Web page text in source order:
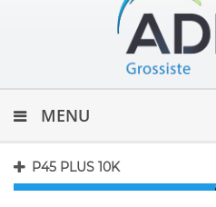
MENU
P45 PLUS 10K